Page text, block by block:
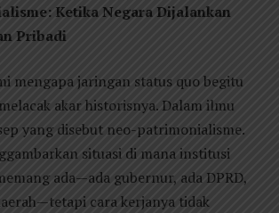
Ketika Negara Dijalankan
Pribadi
mengapa jaringan status quo begitu
akar historisnya. Dalam ilmu
yang disebut neo-patrimonialisme.
situasi di mana institusi
ada—ada gubernur, ada DPRD,
cara kerjanya tidak